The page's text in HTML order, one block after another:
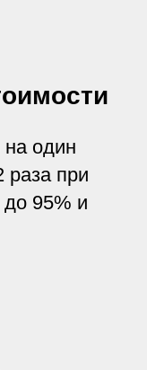
один
раза при
до 95% и